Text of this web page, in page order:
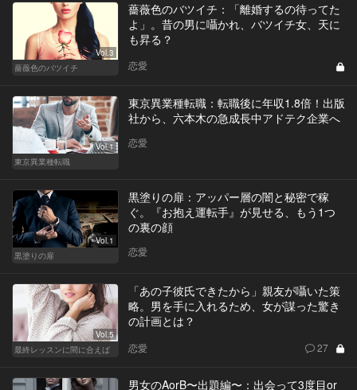
Vol.3
薔薇色のバツイチ
薔薇色のバツイチ：「離婚するの待ってた
よ」。昔の男に囁かれ、バツイチ女、天に
も昇る？
恋愛
Vol.1
東京異業種転職
東京異業種転職：転職後に年収1.8倍！出版
社から、六本木の急成長中アドテク企業へ
恋愛
Vol.1
黒塗りの扉
黒塗りの扉：アッパー層の闇と秘密で稼
ぐ。『お抱え運転手』が見せる、もう1つ
の裏の顔
恋愛
Vol.5
最終レッスンに間に合えば
「あの子彼氏できたから」親友が囁いた策
略。男を手に入れるため、女が謀った驚き
の計画とは？
恋愛 27
男女のAorB〜出題編〜：出会って3度目or